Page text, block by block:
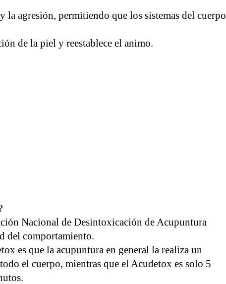
la agresión, permitiendo que los sistemas del cuerpo
de la piel y reestablece el animo.
sesión.
Nacional de Desintoxicación de Acupuntura
del comportamiento.
es que la acupuntura en general la realiza un
el cuerpo, mientras que el Acudetox es solo 5